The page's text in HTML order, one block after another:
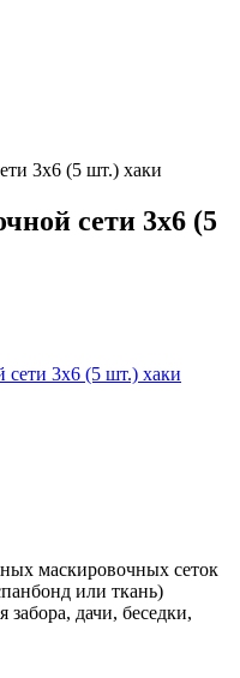
3х6 (5 шт.) хаки
сети 3х6 (5
маскировочных сеток
или ткань)
дачи, беседки,